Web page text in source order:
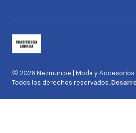
2026 Nezmun.pe | Moda y Accesorios.
Todos los derechos reservados.